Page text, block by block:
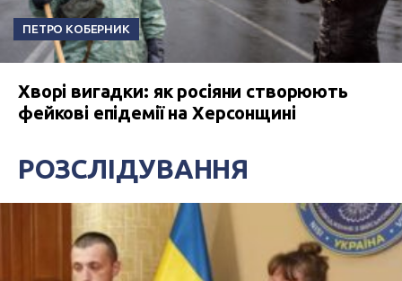
ПЕТРО КОБЕРНИК
Хворі вигадки: як росіяни створюють
фейкові епідемії на Херсонщині
РОЗСЛІДУВАННЯ